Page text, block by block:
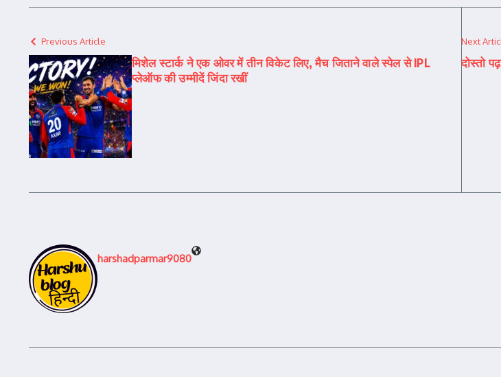
Previous Article
मिशेल स्टार्क ने एक ओवर में तीन विकेट लिए, मैच जिताने वाले स्पेल से IPL
प्लेऑफ की उम्मीदें जिंदा रखीं
Next
दोस्तो
harshadparmar9080